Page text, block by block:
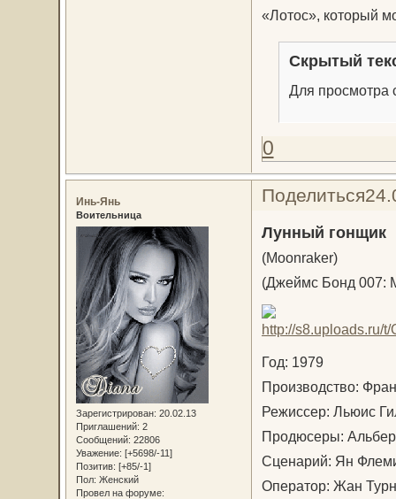
«Лотос», который
Скрытый
Для просмотра
0
Поделиться
Инь-Янь
Воительница
Зарегистрирован: 20.02.13
Приглашений: 2
Сообщений: 22806
Уважение: [+5698/-11]
Позитив: [+85/-1]
Пол: Женский
Провел на форуме:
Лунный гонщик
(Moonraker)
(Джеймс Бонд 007:
Год: 1979
Производство:
Режиссер: Льюис
Продюсеры:
Сценарий: Ян
Оператор: Жан